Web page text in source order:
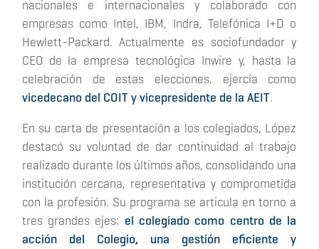
nacionales e internacionales y colaborado con
empresas como Intel, IBM, Indra, Telefónica I+D o
Hewlett-Packard. Actualmente es sociofundador y
CEO de la empresa tecnológica Inwire y, hasta la
celebración de estas elecciones, ejercía como
vicedecano del COIT y vicepresidente de la AEIT.
En su carta de presentación a los colegiados, López
destacó su voluntad de dar continuidad al trabajo
realizado durante los últimos años, consolidando una
institución cercana, representativa y comprometida
con la profesión. Su programa se articula en torno a
tres grandes ejes: el colegiado como centro de la
acción del Colegio, una gestión eficiente y